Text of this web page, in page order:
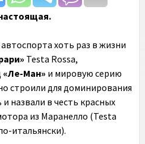
хоть раз в жизни
Testa Rossa,
«Ле-Ман» и мировую серию
строили для доминирования
назвали в честь красных
из Маранелло (Testa
итальянски).